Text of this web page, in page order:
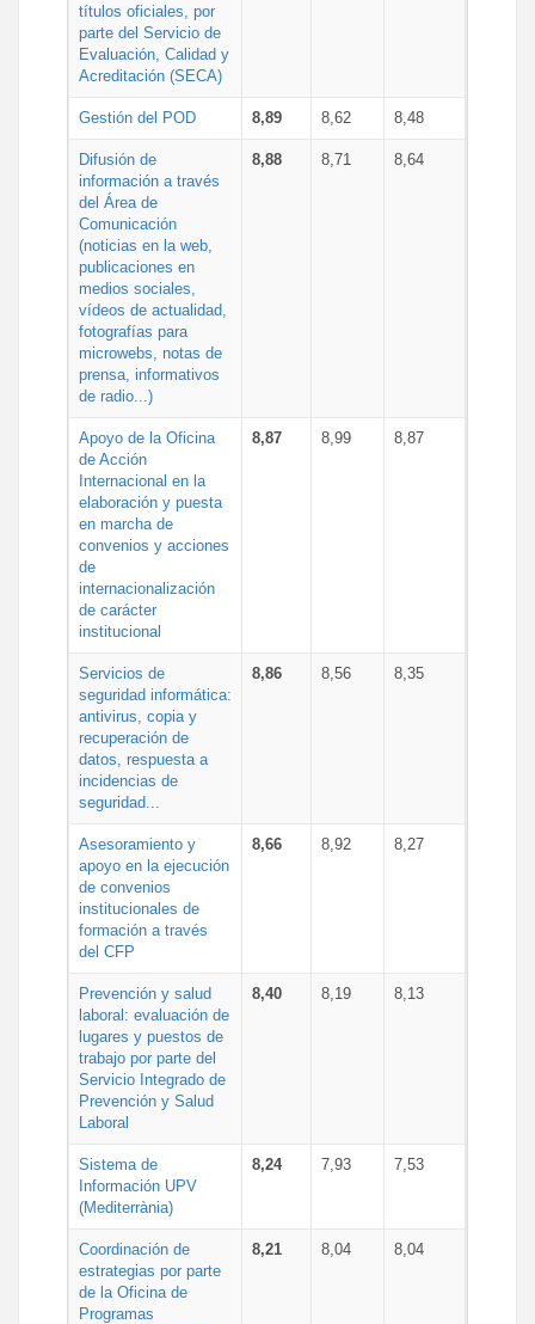
títulos oficiales, por
parte del Servicio de
Evaluación, Calidad y
Acreditación (SECA)
Gestión del POD 8,89 8,62 8,48
Difusión de
información a través
del Área de
Comunicación
(noticias en la web,
publicaciones en
medios sociales,
vídeos de actualidad,
fotografías para
microwebs, notas de
prensa, informativos
de radio...)
8,88 8,71 8,64
Apoyo de la Oficina
de Acción
Internacional en la
elaboración y puesta
en marcha de
convenios y acciones
de
internacionalización
de carácter
institucional
8,87 8,99 8,87
Servicios de
seguridad informática:
antivirus, copia y
recuperación de
datos, respuesta a
incidencias de
seguridad...
8,86 8,56 8,35
Asesoramiento y
apoyo en la ejecución
de convenios
institucionales de
formación a través
del CFP
8,66 8,92 8,27
Prevención y salud
laboral: evaluación de
lugares y puestos de
trabajo por parte del
Servicio Integrado de
Prevención y Salud
Laboral
8,40 8,19 8,13
Sistema de
Información UPV
(Mediterrània)
8,24 7,93 7,53
Coordinación de
estrategias por parte
de la Oficina de
Programas
8,21 8,04 8,04